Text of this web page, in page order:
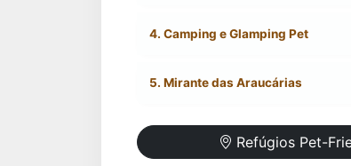
4. Camping e Glamping Pet
5. Mirante das Araucárias
Refúgios Pet-